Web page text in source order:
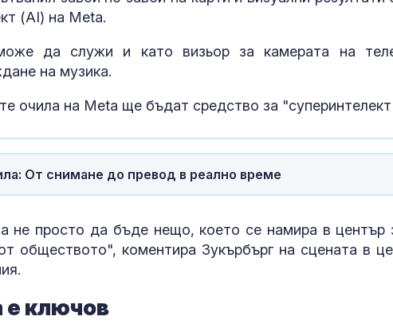
(AI) на Meta.
да служи и като визьор за камерата на
на музика.
очила на Meta ще бъдат средство за
От снимане до превод в реално време
не просто да бъде нещо, което се намира в център
обществото", коментира Зукърбърг на сцената в
е ключов
фентанил